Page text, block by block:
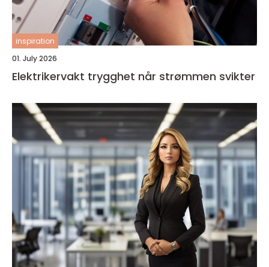
inspiration
01. July 2026
Elektrikervakt trygghet når strømmen svikter